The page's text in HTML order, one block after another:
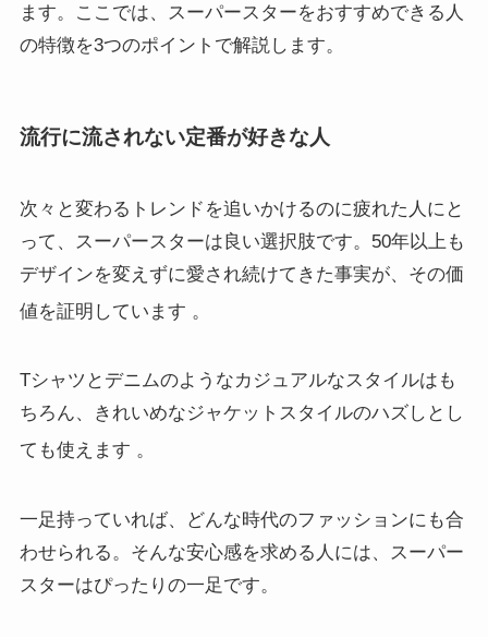
ます。ここでは、スーパースターをおすすめできる人
の特徴を3つのポイントで解説します。
流行に流されない定番が好きな人
次々と変わるトレンドを追いかけるのに疲れた人にと
って、スーパースターは良い選択肢です。50年以上も
デザインを変えずに愛され続けてきた事実が、その価
値を証明しています 。
Tシャツとデニムのようなカジュアルなスタイルはも
ちろん、きれいめなジャケットスタイルのハズしとし
ても使えます 。
一足持っていれば、どんな時代のファッションにも合
わせられる。そんな安心感を求める人には、スーパー
スターはぴったりの一足です。